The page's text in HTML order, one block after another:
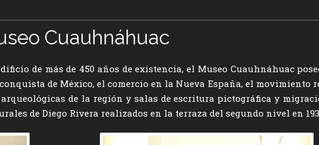
Cuauhnáhuac
de más de 450 años de existencia, el Museo Cuauhnáhuac
de México, el comercio en la Nueva España, el movimiento
arqueológicas de la región y salas de escritura pictográfica y
de Diego Rivera realizados en la terraza del segundo nivel en